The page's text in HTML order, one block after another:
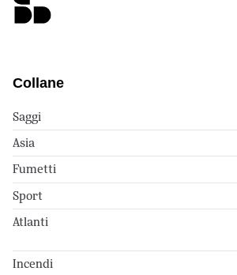
Collane
Saggi
Asia
Fumetti
Sport
Atlanti
Incendi